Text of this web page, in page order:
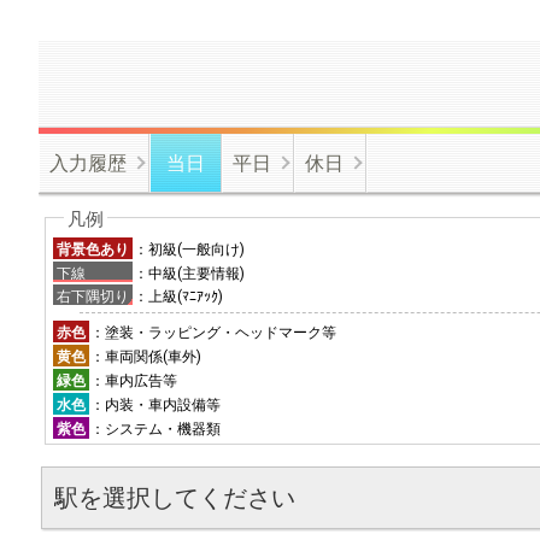
入力履歴 当日 平日 休日
背景色あり
：初級(一般向け)
下線
：中級(主要情報)
右下隅切り
：上級(ﾏﾆｱｯｸ)
赤色 ：塗装・ラッピング・ヘッドマーク等
黄色 ：車両関係(車外)
緑色 ：車内広告等
水色 ：内装・車内設備等
紫色 ：システム・機器類